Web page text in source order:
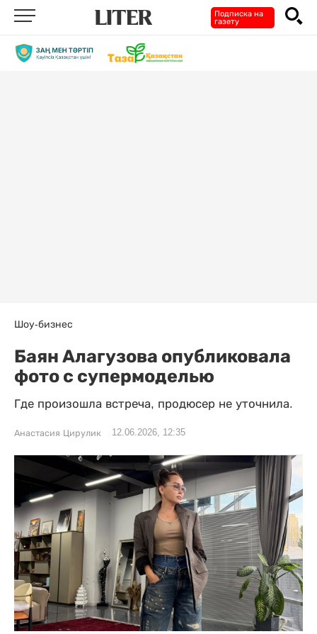
Подписка на
газету
Шоу-бизнес
Баян Алагузова опубликовала
фото с супермоделью
Где произошла встреча, продюсер не уточнила.
Анастасия Цирулик 12.06.2026, 12:35